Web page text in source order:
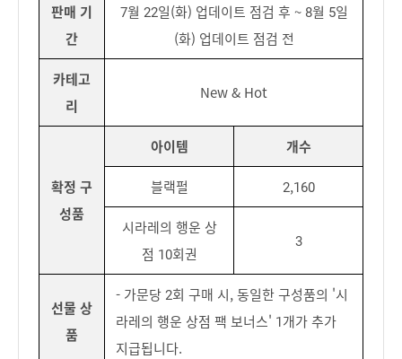
판매 기
간
7월 22일(화) 업데이트 점검 후 ~ 8월 5일
(화) 업데이트 점검 전
카테고
리
New & Hot
확정 구
성품
아이템 개수
블랙펄 2,160
시라레의 행운 상
점 10회권
3
선물 상
품
- 가문당 2회 구매 시, 동일한 구성품의 '시
라레의 행운 상점 팩 보너스' 1개가 추가
지급됩니다.